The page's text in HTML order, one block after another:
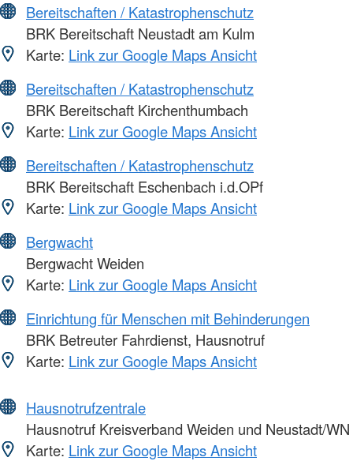
Bereitschaften / Katastrophenschutz
BRK Bereitschaft Neustadt am Kulm
Karte: Link zur Google Maps Ansicht
Bereitschaften / Katastrophenschutz
BRK Bereitschaft Kirchenthumbach
Karte: Link zur Google Maps Ansicht
Bereitschaften / Katastrophenschutz
BRK Bereitschaft Eschenbach i.d.OPf
Karte: Link zur Google Maps Ansicht
Bergwacht
Bergwacht Weiden
Karte: Link zur Google Maps Ansicht
Einrichtung für Menschen mit Behinderungen
BRK Betreuter Fahrdienst, Hausnotruf
Karte: Link zur Google Maps Ansicht
Hausnotrufzentrale
Hausnotruf Kreisverband Weiden und Neustadt/WN
Karte: Link zur Google Maps Ansicht